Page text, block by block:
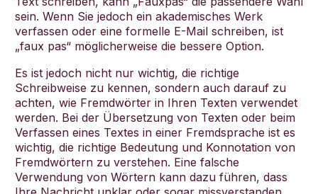
sein. Wenn Sie jedoch ein akademisches Werk
verfassen oder eine formelle E-Mail schreiben, ist
„faux pas“ möglicherweise die bessere Option.
Es ist jedoch nicht nur wichtig, die richtige
Schreibweise zu kennen, sondern auch darauf zu
achten, wie Fremdwörter in Ihren Texten verwendet
werden. Bei der Übersetzung von Texten oder beim
Verfassen eines Textes in einer Fremdsprache ist es
wichtig, die richtige Bedeutung und Konnotation von
Fremdwörtern zu verstehen. Eine falsche
Verwendung von Wörtern kann dazu führen, dass